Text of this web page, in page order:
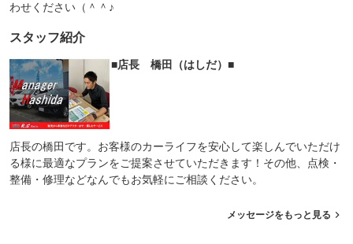
わせください（＾＾♪
スタッフ紹介
■店長 橋田（はしだ）■
店長の橋田です。お客様のカーライフを安心して楽しんでいただけ
る様に最適なプランをご提案させていただきます！その他、点検・
整備・修理などなんでもお気軽にご相談ください。
メッセージをもっと見る